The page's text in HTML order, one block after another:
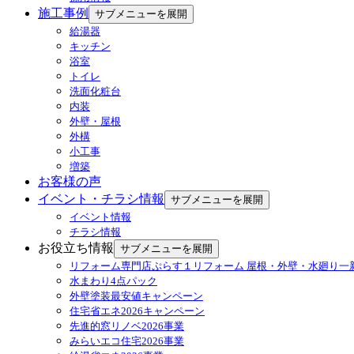
施工事例
サブメニューを展開
給湯器
キッチン
浴室
トイレ
洗面化粧台
内装
外壁・屋根
外構
小工事
増築
お客様の声
イベント・チラシ情報
サブメニューを展開
イベント情報
チラシ情報
お役立ち情報
サブメニューを展開
リフォーム専門店ぷらす１リフォーム 屋根・外壁・水廻り一
水まわり4点パック
外壁塗装最安値キャンペーン
住宅省エネ2026キャンペーン
先進的窓リノベ2026事業
みらいエコ住宅2026事業